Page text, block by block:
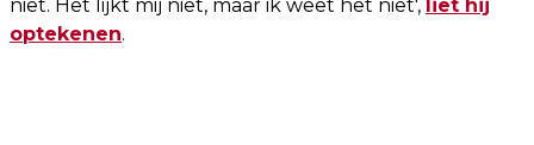
niet. Het lijkt mij niet, maar ik weet het niet', liet hij
optekenen.